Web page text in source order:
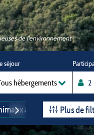
de l'environnement
séjour
hébergements
acceptés Ouvert
Plus de